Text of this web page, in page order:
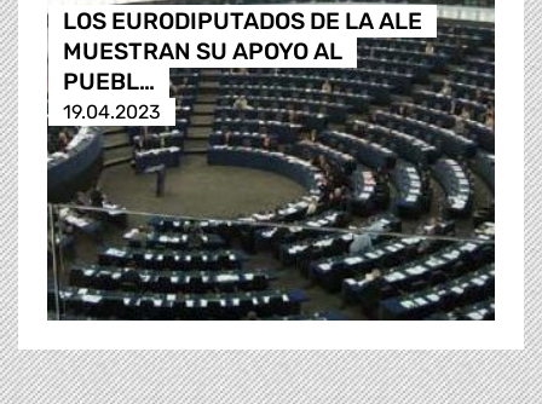
LOS EURODIPUTADOS DE LA ALE
MUESTRAN SU APOYO AL
PUEBL…
19.04.2023